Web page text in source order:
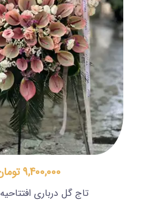
9,400,000 تومان
تاج گل درباری افتتاحیه